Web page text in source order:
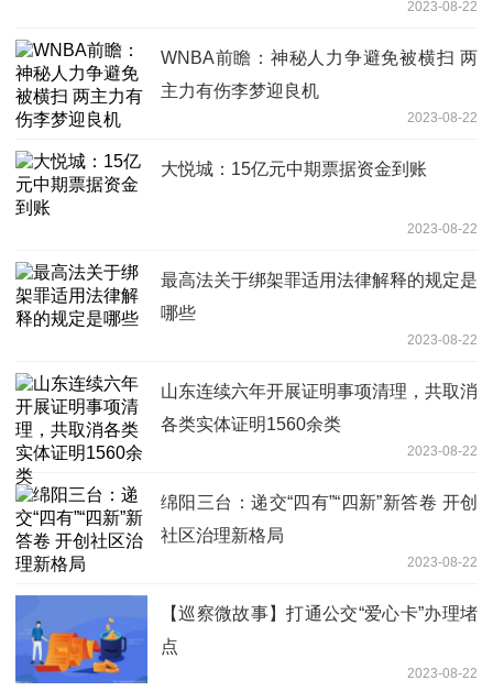
2023-08-22
WNBA前瞻：神秘人力争避免被横扫 两
主力有伤李梦迎良机
2023-08-22
大悦城：15亿元中期票据资金到账
2023-08-22
最高法关于绑架罪适用法律解释的规定是
哪些
2023-08-22
山东连续六年开展证明事项清理，共取消
各类实体证明1560余类
2023-08-22
绵阳三台：递交“四有”“四新”新答卷 开创
社区治理新格局
2023-08-22
【巡察微故事】打通公交“爱心卡”办理堵
点
2023-08-22